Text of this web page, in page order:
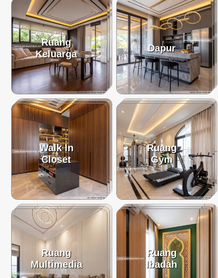
Ruang
Keluarga
Dapur
Walk In
Closet
Ruang
Gym
Ruang
Multimedia
Ruang
Ibadah